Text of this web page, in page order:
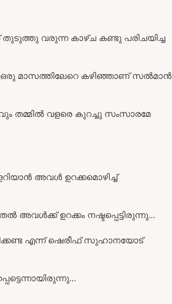
വരുന്ന കാഴ്ച കണ്ടു പരിചയിച്ച
മാസത്തിലേറെ കഴിഞ്ഞാണ് സൽമാൻ
വളരെ കുറച്ചു സംസാരമേ
അവൾ ഉറക്കമൊഴിച്ച്
ഉറക്കം നഷ്ടപ്പെട്ടിരുന്നു…
എന്ന് ഷെരീഫ് സുഹാനയോട്